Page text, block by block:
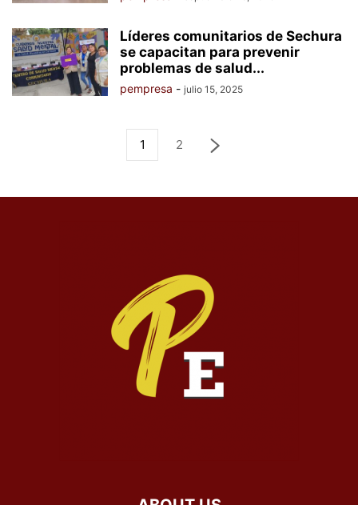
Líderes comunitarios de Sechura
se capacitan para prevenir
problemas de salud...
pempresa - julio 15, 2025
1 2